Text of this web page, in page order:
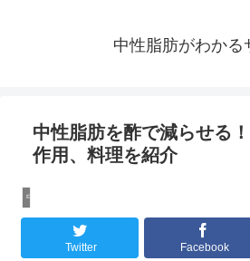
中性脂肪がわかる
中性脂肪を酢で減らせる
作用、料理を紹介
中性脂肪を減らす
Twitter Facebook